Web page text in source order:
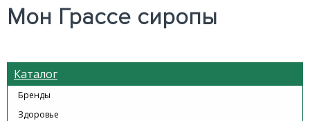
Мон Грассе сиропы
Каталог
Бренды
Здоровье